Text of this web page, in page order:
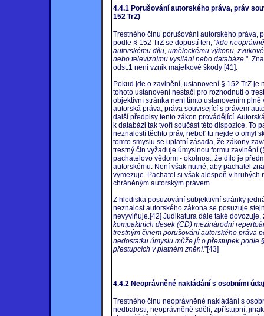
4.4.1 Porušování autorského práva, práv
152 TrZ)
Trestného činu porušování autorského práva,
podle § 152 TrZ se dopustí ten, "kdo
autorskému dílu, uměleckému výkonu,
nebo televiznímu vysílání nebo databáze.".
odst.1 není vznik majetkové škody [41].
Pokud jde o zavinění, ustanovení § 152 TrZ
tohoto ustanovení nestačí pro rozhodnutí o
objektivní stránka není tímto ustanovením
autorská práva, práva související s právem
další předpisy tento zákon provádějící.
k databázi tak tvoří součást této dispozice. To
neznalostí těchto práv, neboť tu nejde o omyl
tomto smyslu se uplatní zásada, že zákony
trestný čin vyžaduje úmyslnou formu zavinění
pachatelovo vědomí - okolnost, že dílo je
autorskému. Není však nutné, aby pachatel
vymezuje. Pachatel si však alespoň v
chráněným autorským právem.
Z hlediska posuzování subjektivní stránky
neznalost autorského zákona se posuzuje
nevyviňuje.[42] Judikatura dále také dovozuje,
kompaktních desek (CD) mezinárodní
trestným činem porušování autorského práva
nedostatku úmyslu může jít o přestupek podle
přestupcích v platném znění."[43]
4.4.2 Neoprávněné nakládání s osobními
Trestného činu neoprávněné nakládání s
nedbalosti, neoprávněně sdělí, zpřístupní,